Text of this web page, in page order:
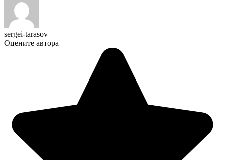
sergei-tarasov
Оцените автора